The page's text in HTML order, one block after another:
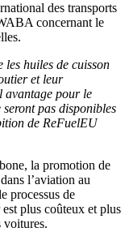
des transports
concernant le
les huiles de cuisson
et leur
avantage pour le
pas disponibles
de ReFuelEU
la promotion de
l’aviation au
processus de
plus coûteux et plus
voitures.